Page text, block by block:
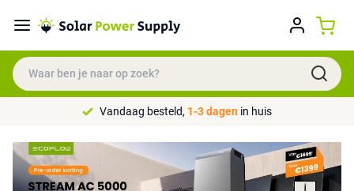
Vandaag besteld, 1-3 dagen in huis